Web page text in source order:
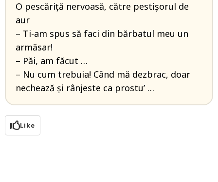
O pescăriţă nervoasă, către pestişorul de
aur
– Ti-am spus să faci din bărbatul meu un
armăsar!
– Păi, am făcut …
– Nu cum trebuia! Când mă dezbrac, doar
nechează şi rânjeste ca prostu’ …
Like